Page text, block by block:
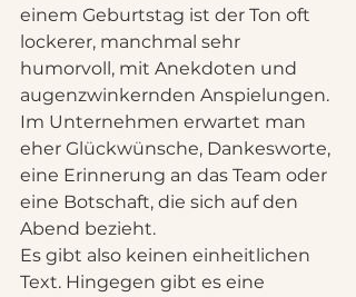
einem Geburtstag ist der Ton oft
lockerer, manchmal sehr
humorvoll, mit Anekdoten und
augenzwinkernden Anspielungen.
Im Unternehmen erwartet man
eher Glückwünsche, Dankesworte,
eine Erinnerung an das Team oder
eine Botschaft, die sich auf den
Abend bezieht.
Es gibt also keinen einheitlichen
Text. Hingegen gibt es eine